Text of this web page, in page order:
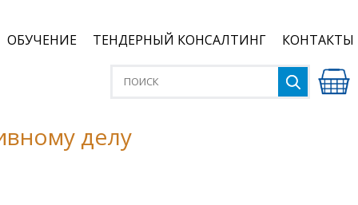
ОБУЧЕНИЕ ТЕНДЕРНЫЙ КОНСАЛТИНГ КОНТАКТЫ
делу